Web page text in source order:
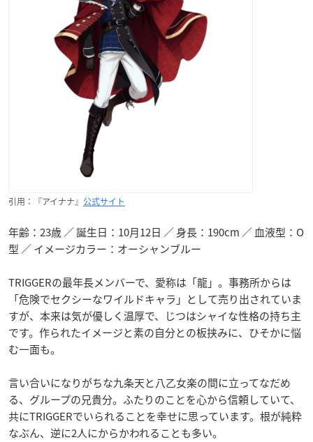
引用：『アイナナ』 公式サイト
年齢：23歳 ／ 誕生日：10月12日 ／ 身長：190cm ／ 血液型：O
型 ／ イメージカラー：オーシャンブルー
TRIGGERの最年長メンバーで、愛称は「龍」。事務所からは
「危険でセクシーなワイルドキャラ」として売り出されていま
すが、本来は気が優しく温厚で、じつはシャイな性格の持ち主
です。作られたイメージと素の自分との板挟みに、ひそかに悩
む一面も。
言い合いになりがちな九条天と八乙女楽の間に立ってなだめ
る、グループの兄貴分。ふたりのことを心から信頼していて、
共にTRIGGERでいられることを幸せに思っています。根が純粋
なぶん、逆に2人にからかわれることも多い。